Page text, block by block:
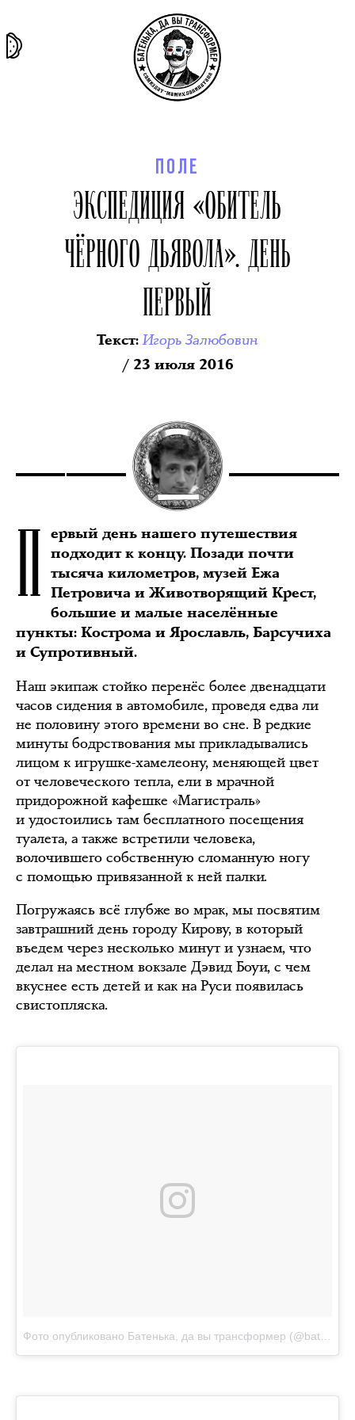
ПОЛЕ
ЭКСПЕДИЦИЯ «ОБИТЕЛЬ
ЧЁРНОГО ДЬЯВОЛА». ДЕНЬ
ПЕРВЫЙ
Текст:Игорь Залюбовин
/ 23 июля 2016
П ервый день нашего путешествия
подходит к концу. Позади почти
тысяча километров, музей Ежа
Петровича и Животворящий Крест,
большие и малые населённые
пункты: Кострома и Ярославль, Барсучиха
и Супротивный.
Наш экипаж стойко перенёс более двенадцати
часов сидения в автомобиле, проведя едва ли
не половину этого времени во сне. В редкие
минуты бодрствования мы прикладывались
лицом к игрушке-хамелеону, меняющей цвет
от человеческого тепла, ели в мрачной
придорожной кафешке «Магистраль»
и удостоились там бесплатного посещения
туалета, а также встретили человека,
волочившего собственную сломанную ногу
с помощью привязанной к ней палки.
Погружаясь всё глубже во мрак, мы посвятим
завтрашний день городу Кирову, в который
въедем через несколько минут и узнаем, что
делал на местном вокзале Дэвид Боуи, с чем
вкуснее есть детей и как на Руси появилась
свистопляска.